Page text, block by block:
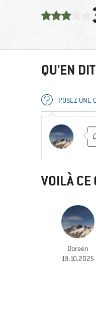
QU'EN
POSEZ UNE
VOILÀ CE
Doreen
19.10.2025